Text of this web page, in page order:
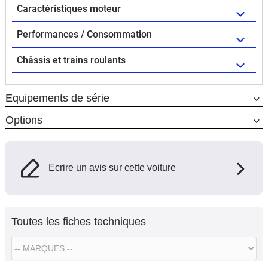
Caractéristiques moteur
Performances / Consommation
Châssis et trains roulants
Equipements de série
Options
Ecrire un avis sur cette voiture
Toutes les fiches techniques